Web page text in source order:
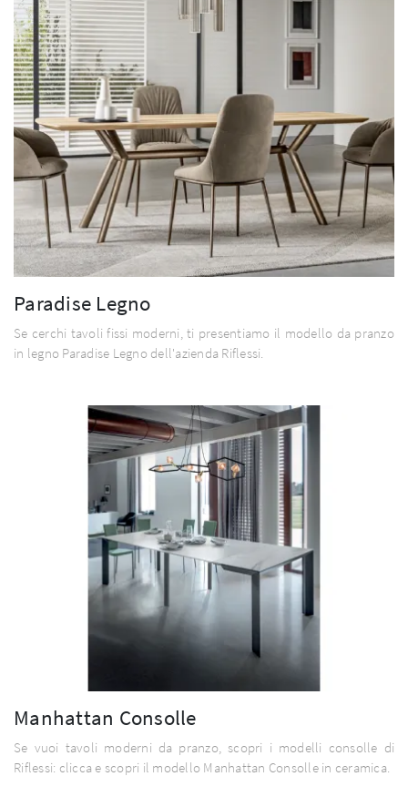
Paradise Legno
Se cerchi tavoli fissi moderni, ti presentiamo il modello da pranzo
in legno Paradise Legno dell'azienda Riflessi.
Manhattan Consolle
Se vuoi tavoli moderni da pranzo, scopri i modelli consolle di
Riflessi: clicca e scopri il modello Manhattan Consolle in ceramica.